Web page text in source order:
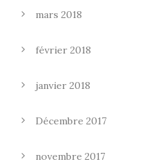
mars 2018
février 2018
janvier 2018
Décembre 2017
novembre 2017